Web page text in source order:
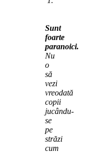
Sunt
foarte
paranoici.
Nu
o
să
vezi
vreodată
copii
jucându-
se
pe
străzi
cum